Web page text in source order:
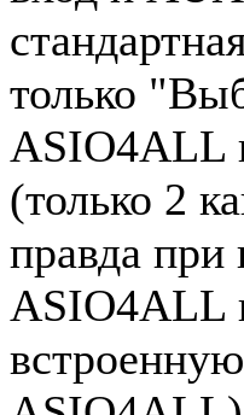
только
ASIO4ALL
(только 2
правда при
ASIO4ALL
встроенную